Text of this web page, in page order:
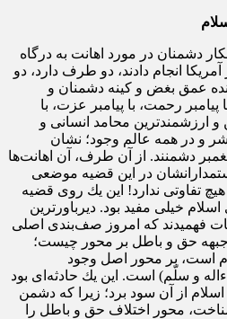
دشمنان در مورد اهانت به درگاه
انجام دادند، دو طرف دارد، دو
عمق بغض و كینه‌ دشمنان و
رحمت، با پیامبر عزت، با
و ارزشمندترین محامد انسانى و
و در همه‌ عالم وجود؛ نشان
دشمنند. از آن طرف، آن اهانت‌ها
در این قضیه موضعى
تفاوتى ندارد! این یك روى قضیه
خیلى مفید بود. دیرباورترین
فهمیدند كه امروز صف‌بندى اصلى
حق و باطل بر محور چیست؛
است، بر محور اصل وجود
ءاله و سلّم) است. این یك حادثه‌اى بود
اسلام از آن سود برد؛ زیرا كه دشمن
محور اختلاف حق و باطل را